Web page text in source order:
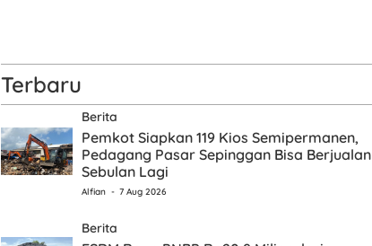
Terbaru
Berita
Pemkot Siapkan 119 Kios Semipermanen,
Pedagang Pasar Sepinggan Bisa Berjualan
Sebulan Lagi
Alfian 7 Aug 2026
Berita